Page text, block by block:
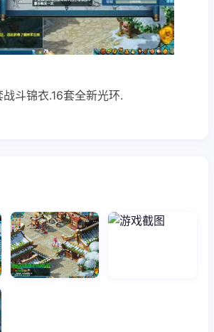
斗锦衣.16套全新光环.